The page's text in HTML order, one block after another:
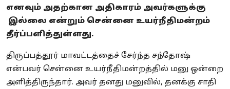
எனவும் அதற்கான அதிகாரம் அவர்களுக்கு
இல்லை என்றும் சென்னை உயர்நீதிமன்றம்
தீர்ப்பளித்துள்ளது.
திருப்பத்தூர் மாவட்டத்தைச் சேர்ந்த சந்தோஷ்
என்பவர் சென்னை உயர்நீதிமன்றத்தில் மனு ஒன்றை
அளித்திருந்தார். அவர் தனது மனுவில், தனக்கு சாதி